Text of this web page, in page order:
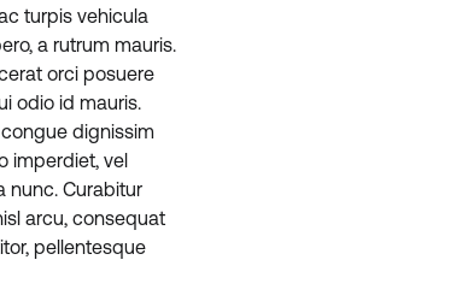
turpis vehicula
a rutrum mauris.
orci posuere
odio id mauris.
dignissim
imperdiet, vel
nunc. Curabitur
arcu, consequat
pellentesque